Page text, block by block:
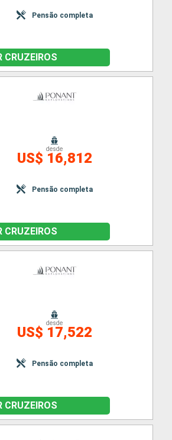
Pensão completa
CRUZEIROS
desde
US$ 16,812
Pensão completa
CRUZEIROS
desde
US$ 17,522
Pensão completa
CRUZEIROS